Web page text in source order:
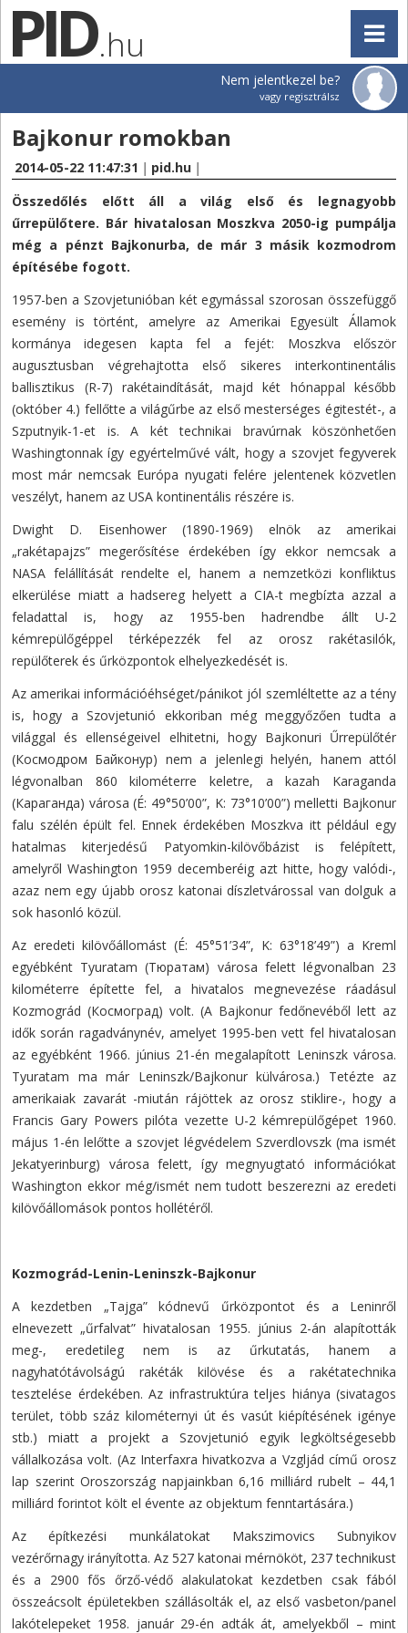
.hu
Nem jelentkezel be?
vagy regisztrálsz
Bajkonur romokban
2014-05-22 11:47:31 | pid.hu |
Összedőlés előtt áll a világ első és legnagyobb
űrrepülőtere. Bár hivatalosan Moszkva 2050-ig pumpálja
még a pénzt Bajkonurba, de már 3 másik kozmodrom
építésébe fogott.
1957-ben a Szovjetunióban két egymással szorosan összefüggő
esemény is történt, amelyre az Amerikai Egyesült Államok
kormánya idegesen kapta fel a fejét: Moszkva először
augusztusban végrehajtotta első sikeres interkontinentális
ballisztikus (R-7) rakétaindítását, majd két hónappal később
(október 4.) fellőtte a világűrbe az első mesterséges égitestét-, a
Szputnyik-1-et is. A két technikai bravúrnak köszönhetően
Washingtonnak így egyértelművé vált, hogy a szovjet fegyverek
most már nemcsak Európa nyugati felére jelentenek közvetlen
veszélyt, hanem az USA kontinentális részére is.
Dwight D. Eisenhower (1890-1969) elnök az amerikai
„rakétapajzs” megerősítése érdekében így ekkor nemcsak a
NASA felállítását rendelte el, hanem a nemzetközi konfliktus
elkerülése miatt a hadsereg helyett a CIA-t megbízta azzal a
feladattal is, hogy az 1955-ben hadrendbe állt U-2
kémrepülőgéppel térképezzék fel az orosz rakétasilók,
repülőterek és űrközpontok elhelyezkedését is.
Az amerikai információéhséget/pánikot jól szemléltette az a tény
is, hogy a Szovjetunió ekkoriban még meggyőzően tudta a
világgal és ellenségeivel elhitetni, hogy Bajkonuri Űrrepülőtér
(Космодром Байконур) nem a jelenlegi helyén, hanem attól
légvonalban 860 kilométerre keletre, a kazah Karaganda
(Караганда) városa (É: 49°50’00”, K: 73°10’00”) melletti Bajkonur
falu szélén épült fel. Ennek érdekében Moszkva itt például egy
hatalmas kiterjedésű Patyomkin-kilövőbázist is felépített,
amelyről Washington 1959 decemberéig azt hitte, hogy valódi-,
azaz nem egy újabb orosz katonai díszletvárossal van dolguk a
sok hasonló közül.
Az eredeti kilövőállomást (É: 45°51’34”, K: 63°18’49”) a Kreml
egyébként Tyuratam (Тюратам) városa felett légvonalban 23
kilométerre építette fel, a hivatalos megnevezése ráadásul
Kozmográd (Космоград) volt. (A Bajkonur fedőnevéből lett az
idők során ragadványnév, amelyet 1995-ben vett fel hivatalosan
az egyébként 1966. június 21-én megalapított Leninszk városa.
Tyuratam ma már Leninszk/Bajkonur külvárosa.) Tetézte az
amerikaiak zavarát -miután rájöttek az orosz stiklire-, hogy a
Francis Gary Powers pilóta vezette U-2 kémrepülőgépet 1960.
május 1-én lelőtte a szovjet légvédelem Szverdlovszk (ma ismét
Jekatyerinburg) városa felett, így megnyugtató információkat
Washington ekkor még/ismét nem tudott beszerezni az eredeti
kilövőállomások pontos hollétéről.
Kozmográd-Lenin-Leninszk-Bajkonur
A kezdetben „Tajga” kódnevű űrközpontot és a Leninről
elnevezett „űrfalvat” hivatalosan 1955. június 2-án alapították
meg-, eredetileg nem is az űrkutatás, hanem a
nagyhatótávolságú rakéták kilövése és a rakétatechnika
tesztelése érdekében. Az infrastruktúra teljes hiánya (sivatagos
terület, több száz kilométernyi út és vasút kiépítésének igénye
stb.) miatt a projekt a Szovjetunió egyik legköltségesebb
vállalkozása volt. (Az Interfaxra hivatkozva a Vzgljád című orosz
lap szerint Oroszország napjainkban 6,16 milliárd rubelt – 44,1
milliárd forintot költ el évente az objektum fenntartására.)
Az építkezési munkálatokat Makszimovics Subnyikov
vezérőrnagy irányította. Az 527 katonai mérnököt, 237 technikust
és a 2900 fős őrző-védő alakulatokat kezdetben csak fából
összeácsolt épületekben szállásolták el, az első vasbeton/panel
lakótelepeket 1958. január 29-én adták át, amelyekből – mint